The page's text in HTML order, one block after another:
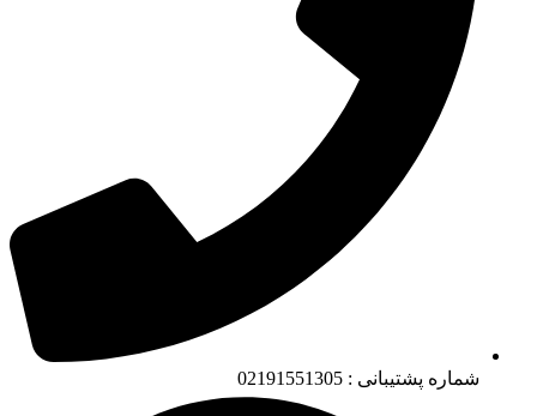
شماره پشتیبانی : 02191551305